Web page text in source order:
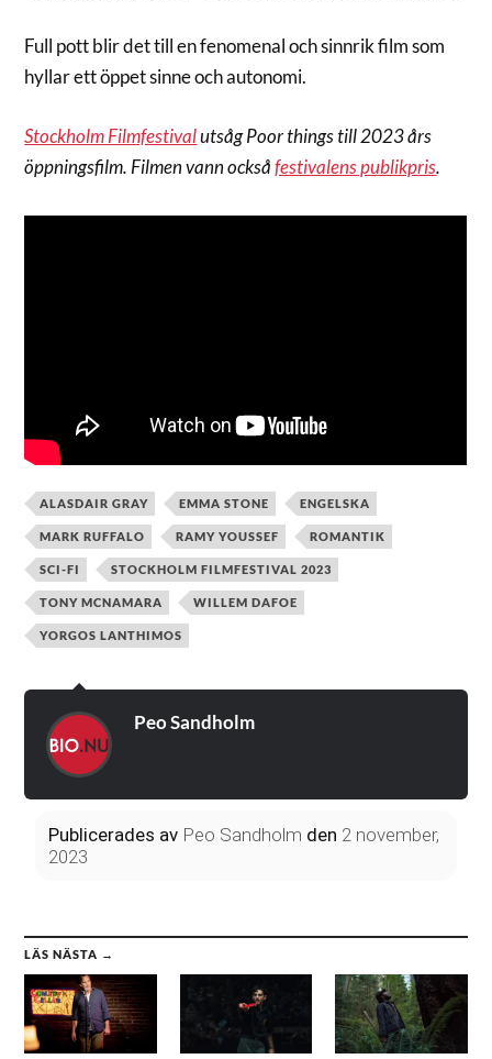
Full pott blir det till en fenomenal och sinnrik film som
hyllar ett öppet sinne och autonomi.
Stockholm Filmfestivalutsåg Poor things till 2023 års
öppningsfilm. Filmen vann ocksåfestivalens publikpris.
ALASDAIR GRAY EMMA STONE ENGELSKA
MARK RUFFALO RAMY YOUSSEF ROMANTIK
SCI-FI STOCKHOLM FILMFESTIVAL 2023
TONY MCNAMARA WILLEM DAFOE
YORGOS LANTHIMOS
Peo Sandholm
Publicerades av Peo Sandholm den 2 november,
2023
LÄS NÄSTA →